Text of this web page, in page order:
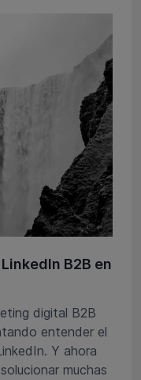
B2B en
digital B2B
entender el
Y ahora
muchas